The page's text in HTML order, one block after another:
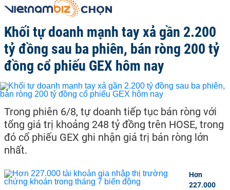
Khối tự doanh mạnh tay xả gần 2.200
tỷ đồng sau ba phiên, bán ròng 200 tỷ
đồng cổ phiếu GEX hôm nay
Trong phiên 6/8, tự doanh tiếp tục bán ròng với
tổng giá trị khoảng 248 tỷ đồng trên HOSE, trong
đó cổ phiếu GEX ghi nhận giá trị bán ròng lớn
nhất.
Hơn
227.000